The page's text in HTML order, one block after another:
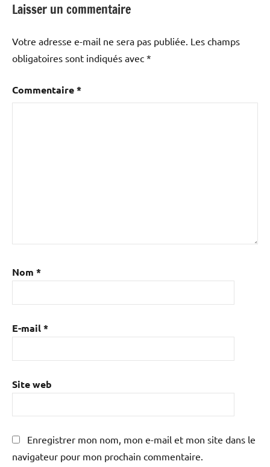
Laisser un commentaire
Votre adresse e-mail ne sera pas publiée. Les champs
obligatoires sont indiqués avec *
Commentaire*
Nom *
E-mail*
Site web
Enregistrer mon nom, mon e-mail et mon site dans le
navigateur pour mon prochain commentaire.